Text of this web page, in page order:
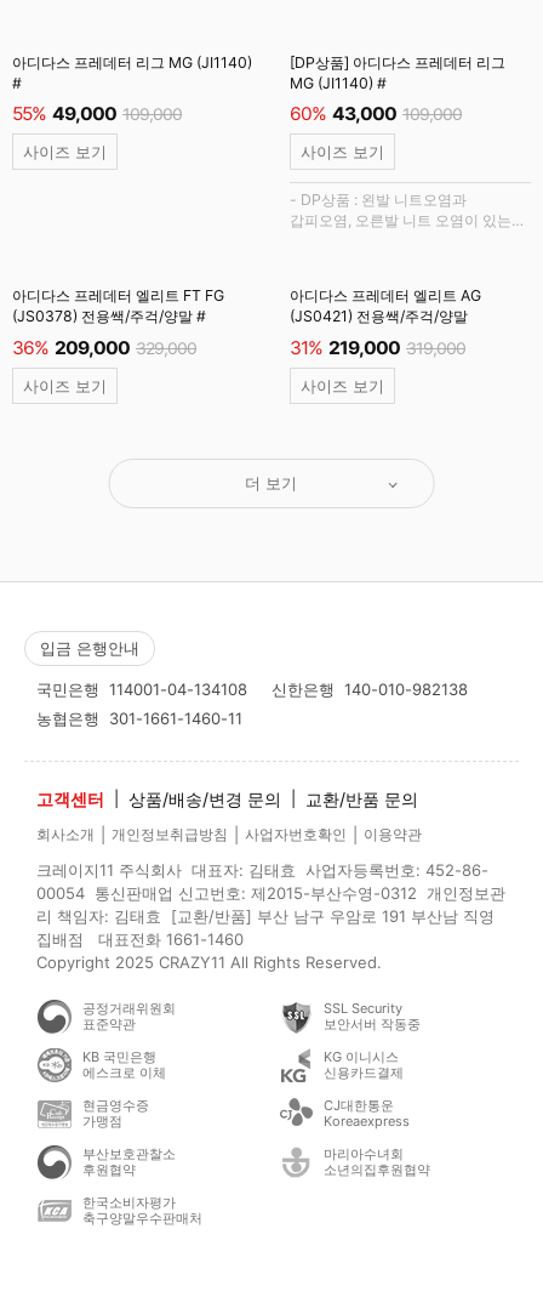
아디다스 프레데터 리그 MG (JI1140)
#
55% 49,000 109,000
사이즈 보기
[DP상품] 아디다스 프레데터 리그
MG (JI1140) #
60% 43,000 109,000
사이즈 보기
- DP상품 : 왼발 니트오염과
갑피오염, 오른발 니트 오염이 있는
아디다스 프레데터 엘리트 FT FG
(JS0378) 전용쌕/주걱/양말 #
36% 209,000 329,000
사이즈 보기
아디다스 프레데터 엘리트 AG
(JS0421) 전용쌕/주걱/양말
31% 219,000 319,000
사이즈 보기
더 보기
입금 은행안내
국민은행 114001-04-134108 신한은행 140-010-982138
농협은행 301-1661-1460-11
고객센터 상품/배송/변경 문의 교환/반품 문의
회사소개 개인정보취급방침 사업자번호확인 이용약관
크레이지11 주식회사 대표자: 김태효 사업자등록번호: 452-86-
00054 통신판매업 신고번호: 제2015-부산수영-0312 개인정보관
리 책임자: 김태효 [교환/반품] 부산 남구 우암로 191 부산남 직영
집배점 대표전화 1661-1460
Copyright 2025 CRAZY11 All Rights Reserved.
공정거래위원회
표준약관
SSL Security
보안서버 작동중
KB 국민은행
에스크로 이체
KG 이니시스
신용카드결제
현금영수증
가맹점
CJ대한통운
Koreaexpress
부산보호관찰소
후원협약
마리아수녀회
소년의집후원협약
한국소비자평가
축구양말우수판매처